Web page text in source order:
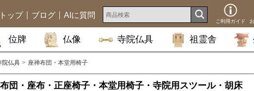
ご利用ガイド
ップ ブログ AIに質問
位牌 仏像 寺院仏具 祖霊舎
院仏具 座禅布団・本堂用椅子
団・座布・正座椅子・本堂用椅子・寺院用スツール・胡床